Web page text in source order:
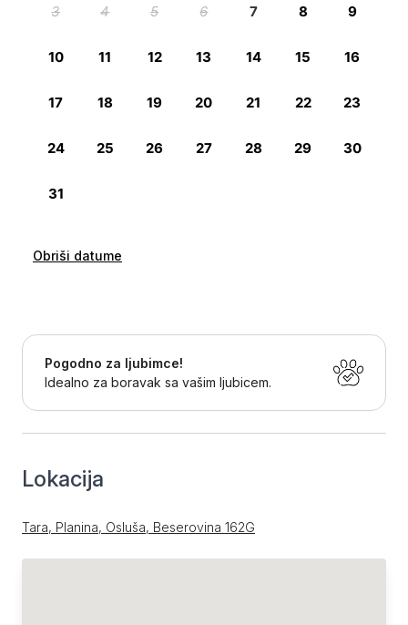
Obriši datume
Pogodno za ljubimce!
Idealno za boravak sa vašim ljubicem.
Lokacija
Tara, Planina, Osluša, Beserovina 162G